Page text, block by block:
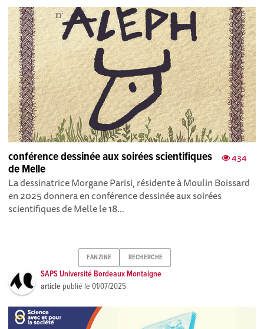
434
conférence dessinée aux soirées scientifiques
de Melle
La dessinatrice Morgane Parisi, résidente à Moulin Boissard
en 2025 donnera en conférence dessinée aux soirées
scientifiques de Melle le 18...
FANZINE RECHERCHE
SAPS Université Bordeaux Montaigne
article publié le01/07/2025